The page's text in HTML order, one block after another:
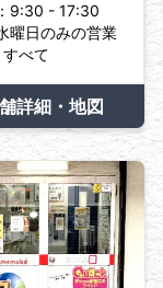
9:30 - 17:30
曜日のみの営業
べて
詳細・地図